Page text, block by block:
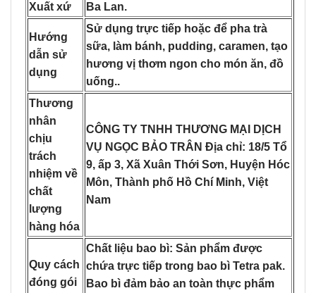
Xuất xứ
Ba Lan.
Hướng
dẫn sử
dụng
Sử dụng trực tiếp hoặc để pha trà
sữa, làm bánh, pudding, caramen, tạo
hương vị thơm ngon cho món ăn, đồ
uống..
Thương
nhân
chịu
trách
nhiệm về
chất
lượng
hàng hóa
CÔNG TY TNHH THƯƠNG MẠI DỊCH
VỤ NGỌC BẢO TRÂN Địa chỉ: 18/5 Tổ
9, ấp 3, Xã Xuân Thới Sơn, Huyện Hóc
Môn, Thành phố Hồ Chí Minh, Việt
Nam
Quy cách
đóng gói
Chất liệu bao bì: Sản phẩm được
chứa trực tiếp trong bao bì Tetra pak.
Bao bì đảm bảo an toàn thực phẩm